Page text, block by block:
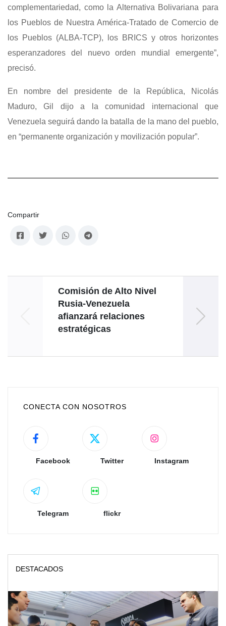
complementariedad, como la Alternativa Bolivariana para
los Pueblos de Nuestra América-Tratado de Comercio de
los Pueblos (ALBA-TCP), los BRICS y otros horizontes
esperanzadores del nuevo orden mundial emergente”,
precisó.
En nombre del presidente de la República, Nicolás
Maduro, Gil dijo a la comunidad internacional que
Venezuela seguirá dando la batalla de la mano del pueblo,
en “permanente organización y movilización popular”.
Compartir
Comisión de Alto Nivel
Rusia-Venezuela
afianzará relaciones
estratégicas
CONECTA CON NOSOTROS
Facebook Twitter Instagram
Telegram flickr
DESTACADOS